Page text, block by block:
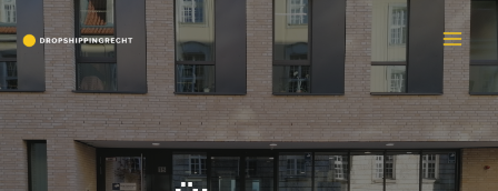
Zum
Inhalt
springen